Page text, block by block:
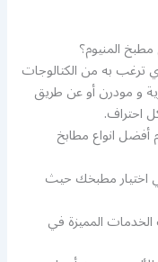
المنيوم؟
ترغب به من الكتالوجات
و مودرن أو عن طريق
احتراف.
انواع مطابخ
اختيار مطبخك حيث
الخدمات المميزة في